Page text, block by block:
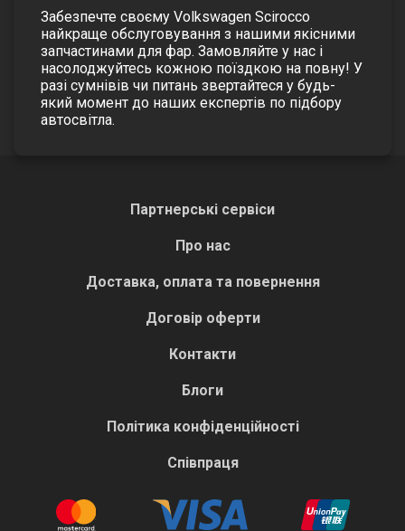
Забезпечте своєму Volkswagen Scirocco
найкраще обслуговування з нашими якісними
запчастинами для фар. Замовляйте у нас і
насолоджуйтесь кожною поїздкою на повну! У
разі сумнівів чи питань звертайтеся у будь-
який момент до наших експертів по підбору
автосвітла.
Партнерські сервіси
Про нас
Доставка, оплата та повернення
Договір оферти
Контакти
Блоги
Політика конфіденційності
Співпраця